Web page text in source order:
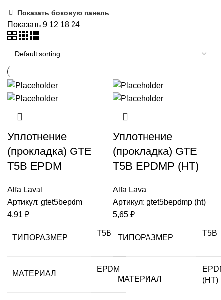
Показать боковую панель
Показать 9 12 18 24
Уплотнение
(прокладка) GTE
T5B EPDM
Alfa Laval
Артикул: gtet5bepdm
4,91 ₽
ТИПОРАЗМЕР
T5B
МАТЕРИАЛ
EPDM
Уплотнение
(прокладка) GTE
T5B EPDMP (HT)
Alfa Laval
Артикул: gtet5bepdmp (ht)
5,65 ₽
ТИПОРАЗМЕР
T5B
МАТЕРИАЛ
(HT)